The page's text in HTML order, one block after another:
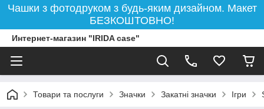
Чашки з фотодруком з будь-яким дизайном. Макет
БЕЗКОШТОВНО!
Интернет-магазин "IRIDA case"
Товари та послуги Значки Закатні значки Ігри